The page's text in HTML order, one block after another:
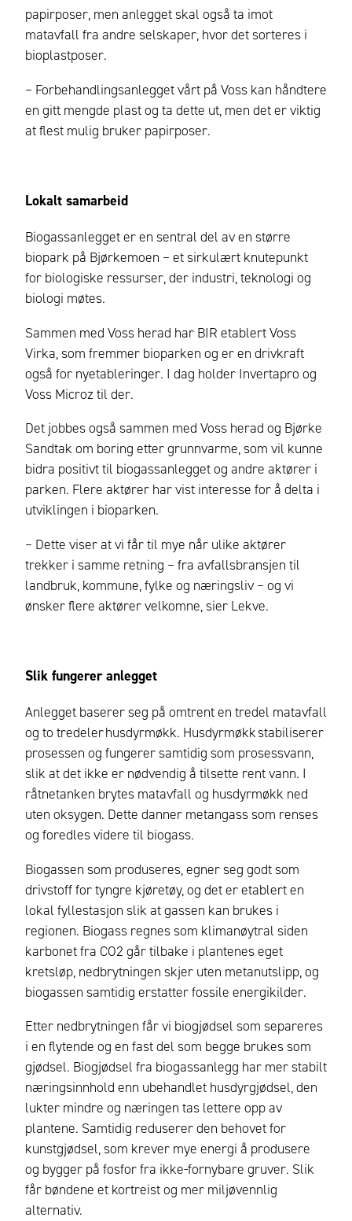
papirposer, men anlegget skal også ta imot
matavfall fra andre selskaper, hvor det sorteres i
bioplastposer.
– Forbehandlingsanlegget vårt på Voss kan håndtere
en gitt mengde plast og ta dette ut, men det er viktig
at flest mulig bruker papirposer.
Lokalt samarbeid
Biogassanlegget er en sentral del av en større
biopark på Bjørkemoen – et sirkulært knutepunkt
for biologiske ressurser, der industri, teknologi og
biologi møtes.
Sammen med Voss herad har BIR etablert Voss
Virka, som fremmer bioparken og er en drivkraft
også for nyetableringer. I dag holder Invertapro og
Voss Microz til der.
Det jobbes også sammen med Voss herad og Bjørke
Sandtak om boring etter grunnvarme, som vil kunne
bidra positivt til biogassanlegget og andre aktører i
parken. Flere aktører har vist interesse for å delta i
utviklingen i bioparken.
– Dette viser at vi får til mye når ulike aktører
trekker i samme retning – fra avfallsbransjen til
landbruk, kommune, fylke og næringsliv – og vi
ønsker flere aktører velkomne, sier Lekve.
Slik fungerer anlegget
Anlegget baserer seg på omtrent en tredel matavfall
og to tredeler husdyrmøkk. Husdyrmøkk stabiliserer
prosessen og fungerer samtidig som prosessvann,
slik at det ikke er nødvendig å tilsette rent vann. I
råtnetanken brytes matavfall og husdyrmøkk ned
uten oksygen. Dette danner metangass som renses
og foredles videre til biogass.
Biogassen som produseres, egner seg godt som
drivstoff for tyngre kjøretøy, og det er etablert en
lokal fyllestasjon slik at gassen kan brukes i
regionen. Biogass regnes som klimanøytral siden
karbonet fra CO2 går tilbake i plantenes eget
kretsløp, nedbrytningen skjer uten metanutslipp, og
biogassen samtidig erstatter fossile energikilder.
Etter nedbrytningen får vi biogjødsel som separeres
i en flytende og en fast del som begge brukes som
gjødsel. Biogjødsel fra biogassanlegg har mer stabilt
næringsinnhold enn ubehandlet husdyrgjødsel, den
lukter mindre og næringen tas lettere opp av
plantene. Samtidig reduserer den behovet for
kunstgjødsel, som krever mye energi å produsere
og bygger på fosfor fra ikke-fornybare gruver. Slik
får bøndene et kortreist og mer miljøvennlig
alternativ.